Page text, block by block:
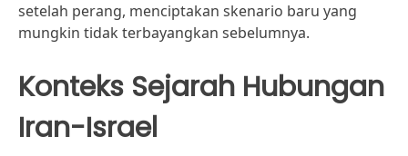
setelah perang, menciptakan skenario baru yang
mungkin tidak terbayangkan sebelumnya.
Konteks Sejarah Hubungan
Iran-Israel